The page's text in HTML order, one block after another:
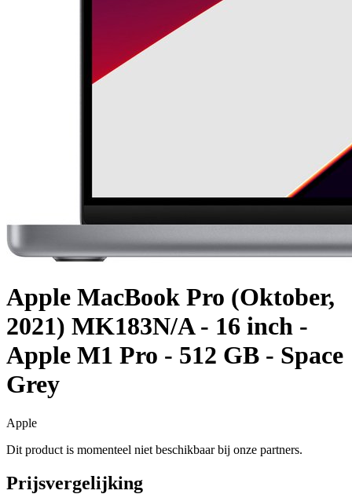
Apple MacBook Pro (Oktober,
2021) MK183N/A - 16 inch -
Apple M1 Pro - 512 GB - Space
Grey
Apple
Dit product is momenteel niet beschikbaar bij onze partners.
Prijsvergelijking